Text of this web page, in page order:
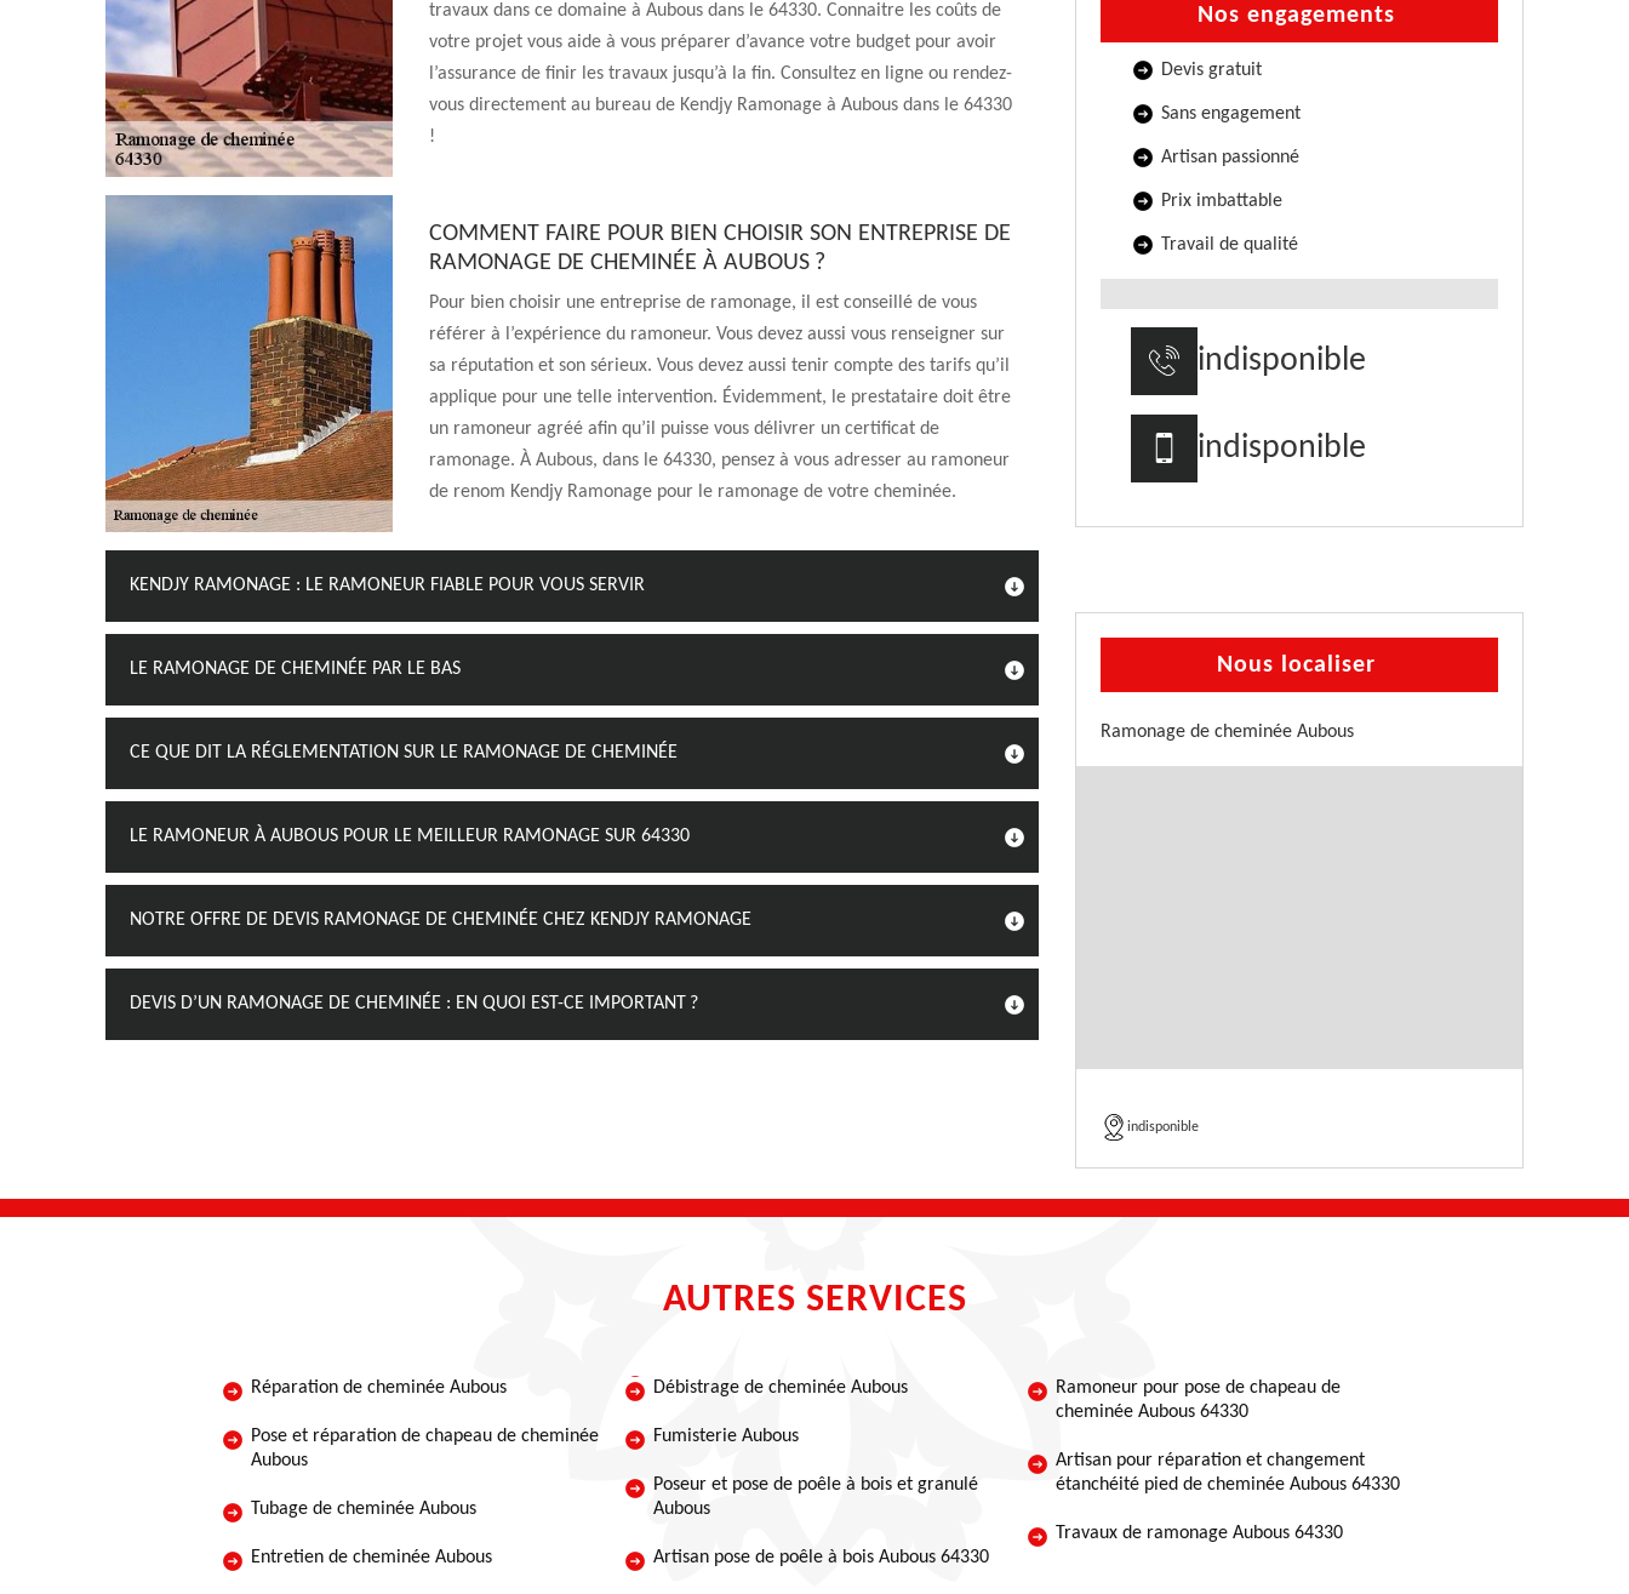
travaux dans ce domaine à Aubous dans le 64330. Connaitre les coûts de
votre projet vous aide à vous préparer d’avance votre budget pour avoir
l’assurance de finir les travaux jusqu’à la fin. Consultez en ligne ou rendez-
vous directement au bureau de Kendjy Ramonage à Aubous dans le 64330
!
COMMENT FAIRE POUR BIEN CHOISIR SON ENTREPRISE DE
RAMONAGE DE CHEMINÉE À AUBOUS ?
Pour bien choisir une entreprise de ramonage, il est conseillé de vous
référer à l’expérience du ramoneur. Vous devez aussi vous renseigner sur
sa réputation et son sérieux. Vous devez aussi tenir compte des tarifs qu’il
applique pour une telle intervention. Évidemment, le prestataire doit être
un ramoneur agréé afin qu’il puisse vous délivrer un certificat de
ramonage. À Aubous, dans le 64330, pensez à vous adresser au ramoneur
de renom Kendjy Ramonage pour le ramonage de votre cheminée.
KENDJY RAMONAGE : LE RAMONEUR FIABLE POUR VOUS SERVIR
LE RAMONAGE DE CHEMINÉE PAR LE BAS
CE QUE DIT LA RÉGLEMENTATION SUR LE RAMONAGE DE CHEMINÉE
LE RAMONEUR À AUBOUS POUR LE MEILLEUR RAMONAGE SUR 64330
NOTRE OFFRE DE DEVIS RAMONAGE DE CHEMINÉE CHEZ KENDJY RAMONAGE
DEVIS D’UN RAMONAGE DE CHEMINÉE : EN QUOI EST-CE IMPORTANT ?
Nos engagements
Devis gratuit
Sans engagement
Artisan passionné
Prix imbattable
Travail de qualité
indisponible
indisponible
Nous localiser
Ramonage de cheminée Aubous
indisponible
AUTRES SERVICES
Réparation de cheminée Aubous
Pose et réparation de chapeau de cheminée
Aubous
Tubage de cheminée Aubous
Entretien de cheminée Aubous
Débistrage de cheminée Aubous
Fumisterie Aubous
Poseur et pose de poêle à bois et granulé
Aubous
Artisan pose de poêle à bois Aubous 64330
Ramoneur pour pose de chapeau de
cheminée Aubous 64330
Artisan pour réparation et changement
étanchéité pied de cheminée Aubous 64330
Travaux de ramonage Aubous 64330